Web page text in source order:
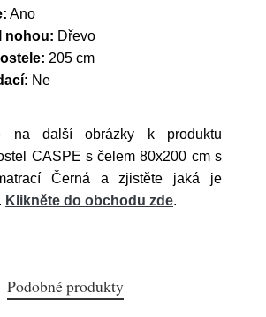
Ano
nohou: Dřevo
205 cm
Ne
na další obrázky k produktu
CASPE s čelem 80x200 cm s
Černá a zjistěte jaká je
Klikněte do obchodu zde.
Podobné produkty